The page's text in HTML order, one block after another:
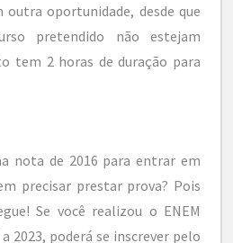
oportunidade, desde que
pretendido não estejam
tem 2 horas de duração para
nota de 2016 para entrar em
precisar prestar prova? Pois
Se você realizou o ENEM
2023, poderá se inscrever pelo